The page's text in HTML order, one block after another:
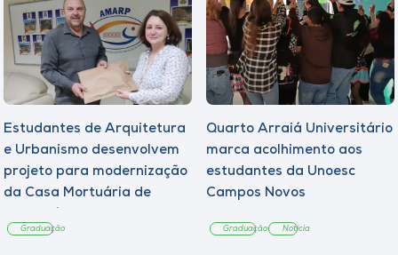
Estudantes de Arquitetura
e Urbanismo desenvolvem
projeto para modernização
da Casa Mortuária de
Graduação
Quarto Arraiá Universitário
marca acolhimento aos
estudantes da Unoesc
Campos Novos
Graduação Notícia